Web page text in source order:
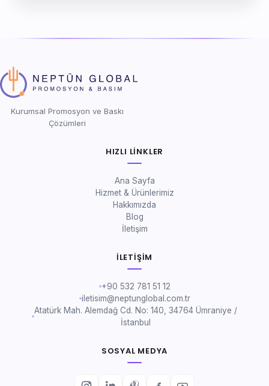
Kurumsal Promosyon ve Baskı
Çözümleri
HIZLI LINKLER
Ana Sayfa
Hizmet & Ürünlerimiz
Hakkımızda
Blog
İletişim
İLETIŞIM
+90 532 781 51 12
iletisim@neptunglobal.com.tr
Atatürk Mah. Alemdağ Cd. No: 140, 34764 Ümraniye /
İstanbul
SOSYAL MEDYA